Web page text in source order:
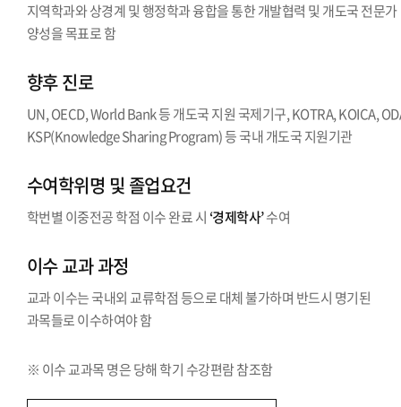
지역학과와 상경계 및 행정학과 융합을 통한 개발협력 및 개도국 전문가
양성을 목표로 함
향후 진로
UN, OECD, World Bank 등 개도국 지원 국제기구, KOTRA, KOICA,
KSP(Knowledge Sharing Program) 등 국내 개도국 지원기관
수여학위명 및 졸업요건
학번별 이중전공 학점 이수 완료 시 ‘경제학사’수여
이수 교과 과정
교과 이수는 국내외 교류학점 등으로 대체 불가하며 반드시 명기된
과목들로 이수하여야 함
※ 이수 교과목 명은 당해 학기 수강편람 참조함